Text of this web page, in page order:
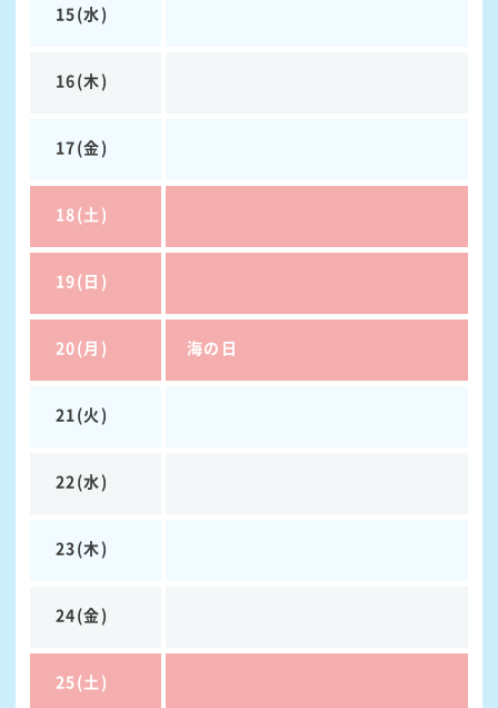
15(水)
16(木)
17(金)
18(土)
19(日)
20(月) 海の日
21(火)
22(水)
23(木)
24(金)
25(土)